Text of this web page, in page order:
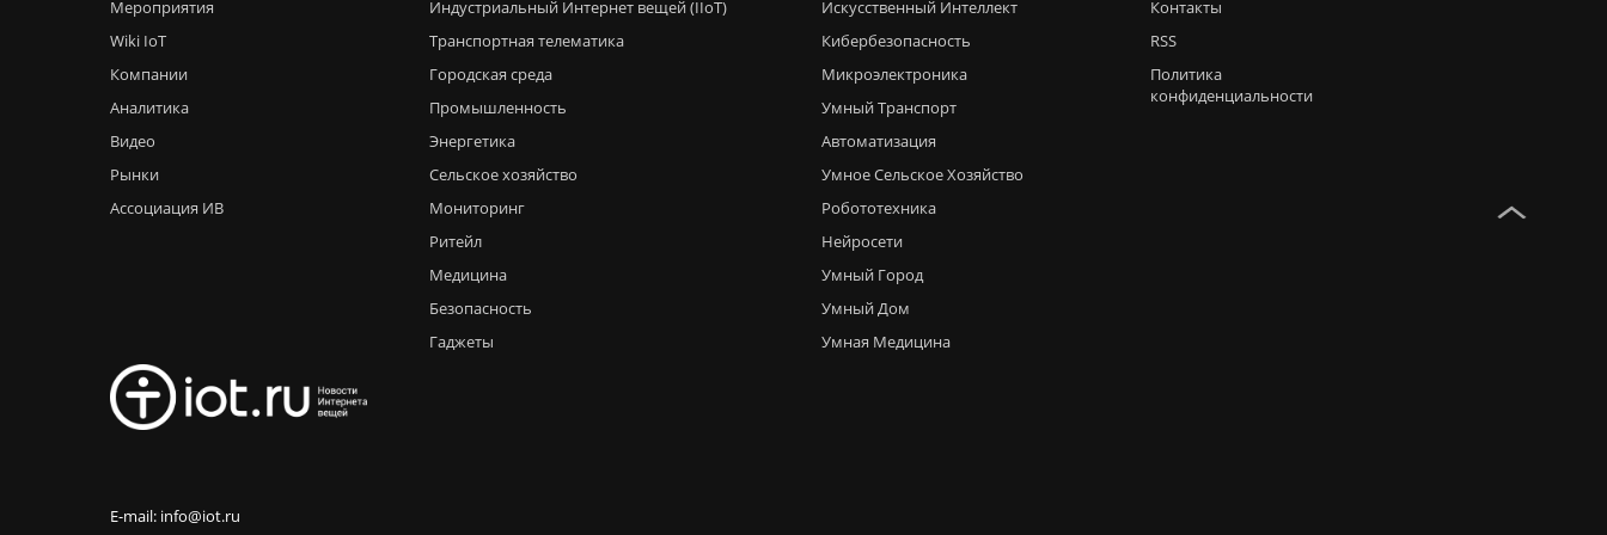
Мероприятия
Wiki IoT
Компании
Аналитика
Видео
Рынки
Ассоциация ИВ
Индустриальный Интернет вещей (IIoT)
Транспортная телематика
Городская среда
Промышленность
Энергетика
Сельское хозяйство
Мониторинг
Ритейл
Медицина
Безопасность
Гаджеты
Искусственный Интеллект
Кибербезопасность
Микроэлектроника
Умный Транспорт
Автоматизация
Умное Сельское Хозяйство
Робототехника
Нейросети
Умный Город
Умный Дом
Умная Медицина
Контакты
RSS
Политика
конфиденциальности
E-mail: info@iot.ru